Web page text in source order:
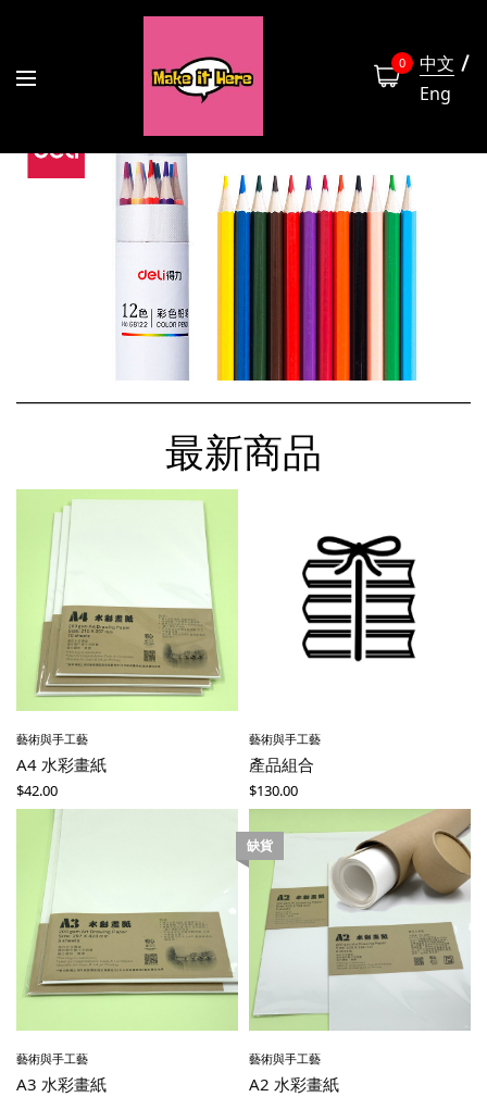
0
中文
Eng
最新商品
藝術與手工藝
A4 水彩畫紙
$42.00
藝術與手工藝
產品組合
$130.00
藝術與手工藝
A3 水彩畫紙
缺貨
藝術與手工藝
A2 水彩畫紙